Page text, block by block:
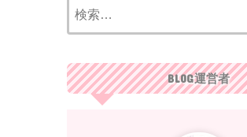
BLOG運営者